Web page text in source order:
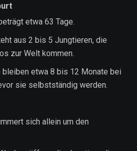
etwa 63 Tage.
aus 2 bis 5 Jungtieren, die
zur Welt kommen.
bleiben etwa 8 bis 12 Monate bei
sie selbstständig werden.
sich allein um den